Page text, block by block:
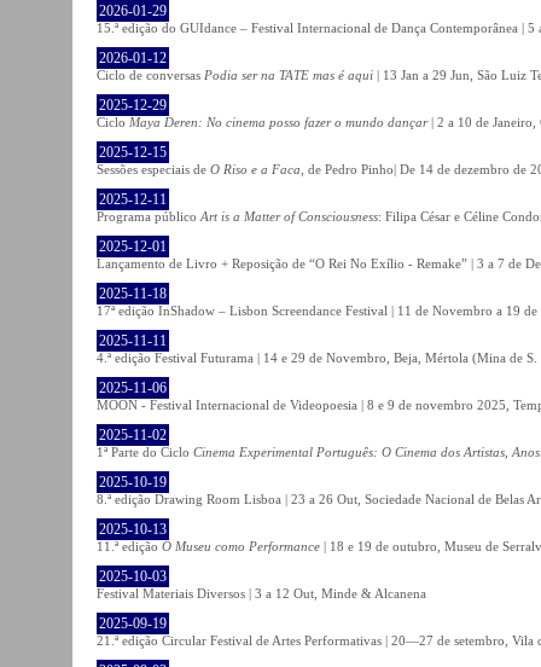
2026-01-29
15.ª edição do GUIdance – Festival Internacional de Dança Contemporânea |
2026-01-12
Ciclo de conversas Podia ser na TATE mas é aqui | 13 Jan a 29 Jun, São Luiz
2025-12-29
Ciclo Maya Deren: No cinema posso fazer o mundo dançar| 2 a 10 de Janeiro,
2025-12-15
Sessões especiais de O Riso e a Faca , de Pedro Pinho| De 14 de dezembro de
2025-12-11
Programa público Art is a Matter of Consciousness: Filipa César e Céline
2025-12-01
Lançamento de Livro + Reposição de “O Rei No Exílio - Remake” | 3 a 7 de
2025-11-18
17ª edição InShadow – Lisbon Screendance Festival | 11 de Novembro a 19
2025-11-11
4.ª edição Festival Futurama | 14 e 29 de Novembro, Beja, Mértola (Mina de
2025-11-06
MOON - Festival Internacional de Videopoesia | 8 e 9 de novembro 2025,
2025-11-02
1ª Parte do Ciclo Cinema Experimental Português: O Cinema dos Artistas,
2025-10-19
8.ª edição Drawing Room Lisboa | 23 a 26 Out, Sociedade Nacional de Belas
2025-10-13
11.ª edição O Museu como Performance | 18 e 19 de outubro, Museu de
2025-10-03
Festival Materiais Diversos | 3 a 12 Out, Minde & Alcanena
2025-09-19
21.ª edição Circular Festival de Artes Performativas | 20—27 de setembro, Vila